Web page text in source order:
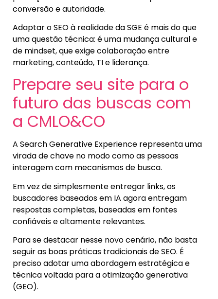
conversão e autoridade.
Adaptar o SEO à realidade da SGE é mais do que
uma questão técnica: é uma mudança cultural e
de mindset, que exige colaboração entre
marketing, conteúdo, TI e liderança.
Prepare seu site para o
futuro das buscas com
a CMLO&CO
A Search Generative Experience representa uma
virada de chave no modo como as pessoas
interagem com mecanismos de busca.
Em vez de simplesmente entregar links, os
buscadores baseados em IA agora entregam
respostas completas, baseadas em fontes
confiáveis e altamente relevantes.
Para se destacar nesse novo cenário, não basta
seguir as boas práticas tradicionais de SEO. É
preciso adotar uma abordagem estratégica e
técnica voltada para a otimização generativa
(GEO).